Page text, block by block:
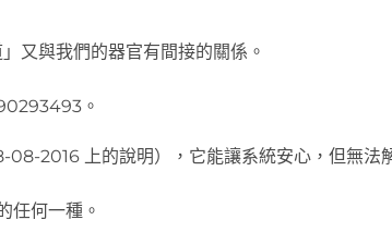
又與我們的器官有間接的關係。
。
08-2016 上的說明），它能讓系統安心，但無法
任何一種。